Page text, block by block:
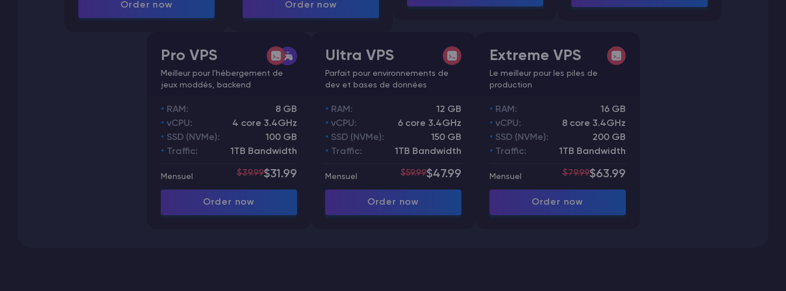
Order now Order now
Pro VPS
Meilleur pour l'hébergement de
jeux moddés, backend
RAM:
8 GB
vCPU:
4 core 3.4GHz
SSD (NVMe):
100 GB
Traffic:
1TB Bandwidth
Mensuel $39.99$31.99
Order now
Ultra VPS
Parfait pour environnements de
dev et bases de données
RAM:
12 GB
vCPU:
6 core 3.4GHz
SSD (NVMe):
150 GB
Traffic:
1TB Bandwidth
Mensuel $59.99$47.99
Order now
Extreme VPS
Le meilleur pour les piles de
production
RAM:
16 GB
vCPU:
8 core 3.4GHz
SSD (NVMe):
200 GB
Traffic:
1TB Bandwidth
Mensuel $79.99$63.99
Order now